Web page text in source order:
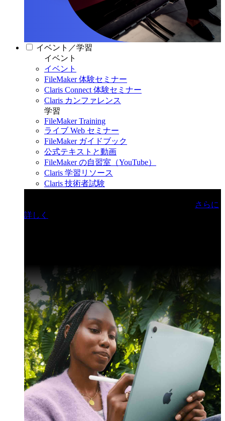
イベント／学習
イベント
イベント
FileMaker 体験セミナー
Claris Connect 体験セミナー
Claris カンファレンス
学習
FileMaker Training
ライブ Web セミナー
FileMaker ガイドブック
公式テキストと動画
FileMaker の自習室（YouTube）
Claris 学習リソース
Claris 技術者試験
さらに
詳しく